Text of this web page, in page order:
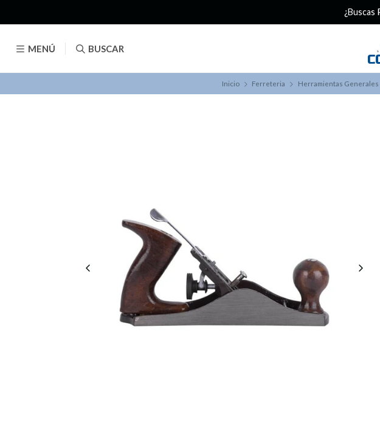
MENÚ BUSCAR
¿Buscas Promociones?
Inicio Ferreteria Herramientas Generales